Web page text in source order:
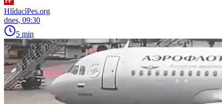
HlídacíPes.org
dnes, 09:30
5 min